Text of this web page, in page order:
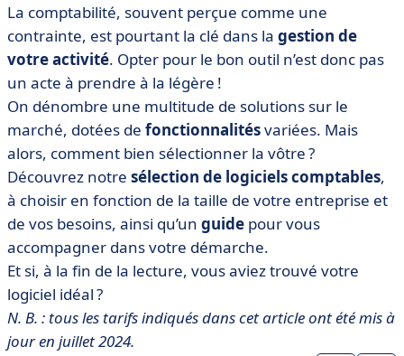
• Cogilog Compta
• EBP Hubbix
• Evoliz
• Exact Online
• Indy
• IPaidThat
• JePilote
• Mister Compta
• QuickBooks
• Sage 100 Comptabilité
• Sinao Comptabilité & Gestion
• WITY
• FAQ - Tout savoir sur les logiciels de comptabilité
La comptabilité, souvent perçue comme une
contrainte, est pourtant la clé dans la gestion de
votre activité. Opter pour le bon outil n’est donc pas
un acte à prendre à la légère !
On dénombre une multitude de solutions sur le
marché, dotées de fonctionnalitésvariées. Mais
alors, comment bien sélectionner la vôtre ?
Découvrez notre sélection de logiciels comptables,
à choisir en fonction de la taille de votre entreprise et
de vos besoins, ainsi qu’un guide pour vous
accompagner dans votre démarche.
Et si, à la fin de la lecture, vous aviez trouvé votre
logiciel idéal ?
N. B. : tous les tarifs indiqués dans cet article ont été mis à
jour en juillet 2024.